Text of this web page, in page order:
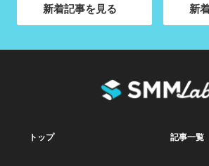
新着記事を見る
新
トップ 記事一覧